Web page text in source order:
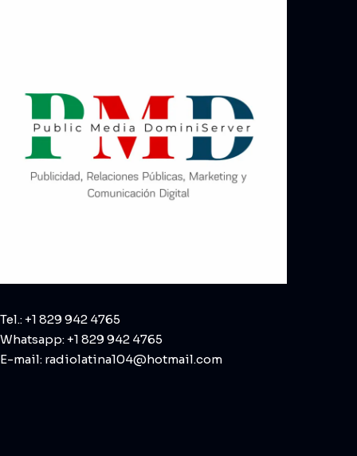
Tel.: +1 829 942 4765
Whatsapp: +1 829 942 4765
E-mail: radiolatina104@hotmail.com